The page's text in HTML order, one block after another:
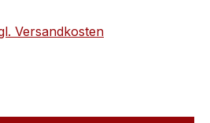
Versandkosten